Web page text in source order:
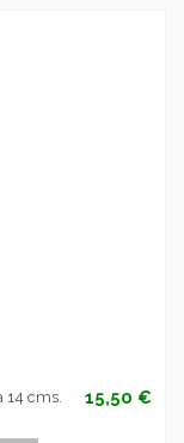
cms.
15,50 €